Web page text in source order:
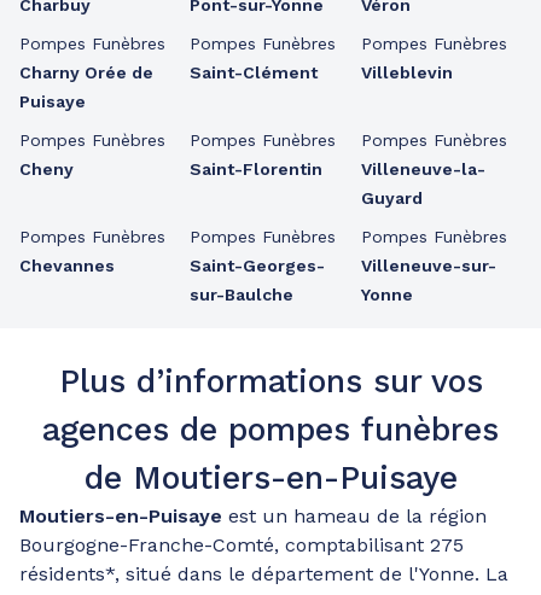
Charbuy
Pompes Funèbres
Charny Orée de
Puisaye
Pompes Funèbres
Cheny
Pompes Funèbres
Chevannes
Pont-sur-Yonne
Pompes Funèbres
Saint-Clément
Pompes Funèbres
Saint-Florentin
Pompes Funèbres
Saint-Georges-
sur-Baulche
Véron
Pompes Funèbres
Villeblevin
Pompes Funèbres
Villeneuve-la-
Guyard
Pompes Funèbres
Villeneuve-sur-
Yonne
Plus d’informations sur vos
agences de pompes funèbres
de Moutiers-en-Puisaye
Moutiers-en-Puisaye est un hameau de la région
Bourgogne-Franche-Comté, comptabilisant 275
résidents*, situé dans le département de l'Yonne. La